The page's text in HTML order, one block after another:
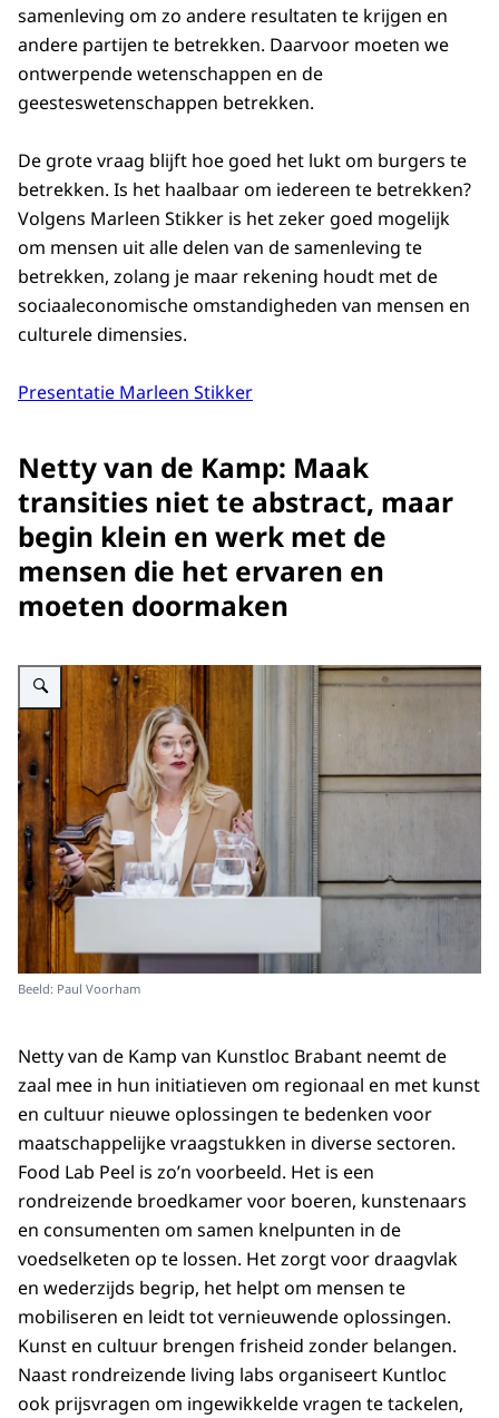
samenleving om zo andere resultaten te krijgen en
andere partijen te betrekken. Daarvoor moeten we
ontwerpende wetenschappen en de
geesteswetenschappen betrekken.
De grote vraag blijft hoe goed het lukt om burgers te
betrekken. Is het haalbaar om iedereen te betrekken?
Volgens Marleen Stikker is het zeker goed mogelijk
om mensen uit alle delen van de samenleving te
betrekken, zolang je maar rekening houdt met de
sociaaleconomische omstandigheden van mensen en
culturele dimensies.
Presentatie Marleen Stikker
Netty van de Kamp: Maak
transities niet te abstract, maar
begin klein en werk met de
mensen die het ervaren en
moeten doormaken
Vergroot afbeelding AWTI Symposium: De rol van wetenschap,
Beeld: Paul Voorham
Netty van de Kamp van Kunstloc Brabant neemt de
zaal mee in hun initiatieven om regionaal en met kunst
en cultuur nieuwe oplossingen te bedenken voor
maatschappelijke vraagstukken in diverse sectoren.
Food Lab Peel is zo’n voorbeeld. Het is een
rondreizende broedkamer voor boeren, kunstenaars
en consumenten om samen knelpunten in de
voedselketen op te lossen. Het zorgt voor draagvlak
en wederzijds begrip, het helpt om mensen te
mobiliseren en leidt tot vernieuwende oplossingen.
Kunst en cultuur brengen frisheid zonder belangen.
Naast rondreizende living labs organiseert Kuntloc
ook prijsvragen om ingewikkelde vragen te tackelen,